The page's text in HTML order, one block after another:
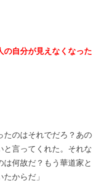
の自分が見えなくなった
たのはそれでだろ？あの
と言ってくれた。それな
何故だ？もう華道家と
からだ」